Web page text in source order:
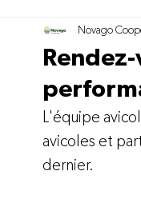
Agroenvironnement
Novago
L'équipe
avicoles et
dernier.